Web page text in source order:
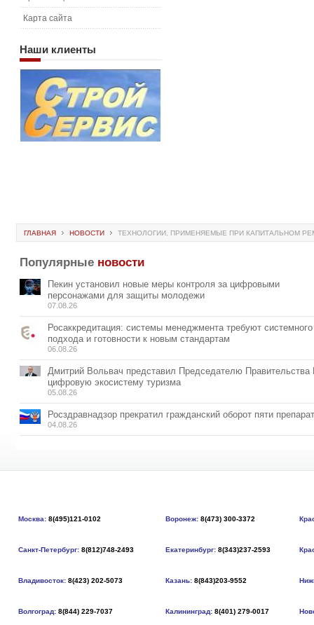
Карта сайта
Наши клиенты
ГЛАВНАЯ НОВОСТИ ТЕХНОЛОГИИ, ПРИМЕНЯЕМЫЕ ПРИ КАПИТАЛЬНОМ
Популярные новости
Пекин установил новые меры контроля за цифровыми
персонажами для защиты молодежи
07.08.26
Росаккредитация: системы менеджмента требуют системного
подхода и готовности к новым стандартам
06.08.26
Дмитрий Вольвач представил Председателю
цифровую экосистему туризма
05.08.26
Росздравнадзор прекратил гражданский оборот пяти
04.08.26
Москва: 8(495)121-0102 Воронеж: 8(473) 300-3372
Санкт-Петербург: 8(812)748-2493 Екатеринбург: 8(343)237-2593
Владивосток: 8(423) 202-5073 Казань: 8(843)203-9552
Волгоград: 8(844) 229-7037 Калининград: 8(401) 279-0017